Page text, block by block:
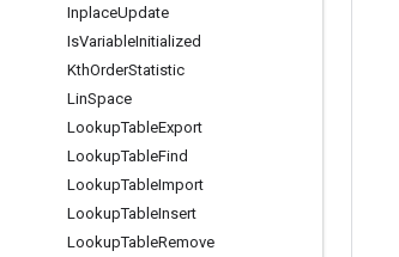
InplaceUpdate
IsVariableInitialized
KthOrderStatistic
LinSpace
LookupTableExport
LookupTableFind
LookupTableImport
LookupTableInsert
LookupTableRemove